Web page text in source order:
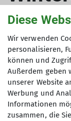
Ab
22.09.2025
News Kletterhalle
Diese
Wir verwenden
personalisieren,
können und
Außerdem geben
unserer Website
Werbung und
Informationen
zusammen, die